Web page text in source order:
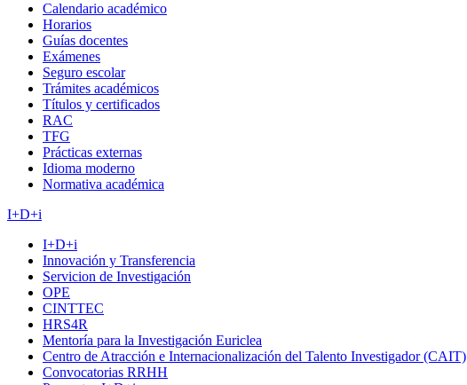
Calendario académico
Horarios
Guías docentes
Exámenes
Seguro escolar
Trámites académicos
Títulos y certificados
RAC
TFG
Prácticas externas
Idioma moderno
Normativa académica
I+D+i
I+D+i
Innovación y Transferencia
Servicion de Investigación
OPE
CINTTEC
HRS4R
Mentoría para la Investigación Euriclea
Centro de Atracción e Internacionalización del Talento Investigador (CAIT)
Convocatorias RRHH